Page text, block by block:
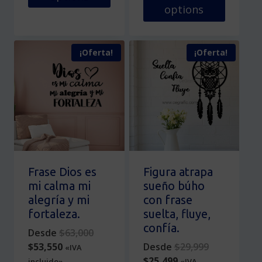
tiene
variantes.
opciones
pueden
elegir
en
la
página
de
producto
options
producto
tiene
múltiples
variantes.
opciones
elegir
en
la
página
de
producto
¡Oferta!
Frase Dios es
mi calma mi
alegría y mi
fortaleza.
Desde $63,000Original
$53,550Current
«IVA
¡Oferta!
Figura atrapa
sueño búho
con frase
suelta, fluye,
confía.
Desde $29,999Original